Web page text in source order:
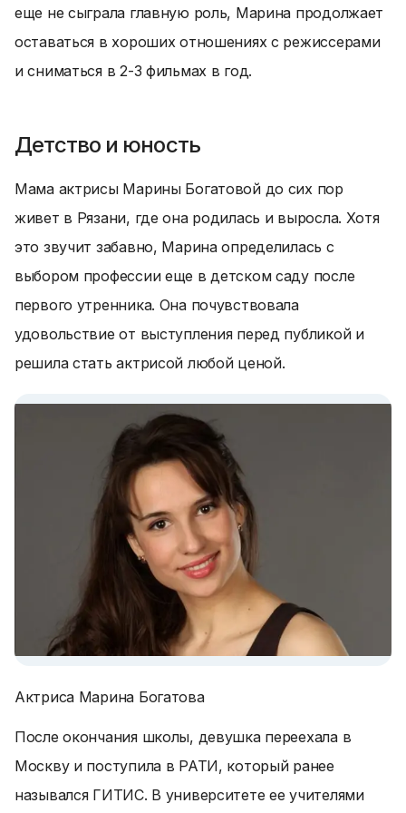
еще не сыграла главную роль, Марина продолжает
оставаться в хороших отношениях с режиссерами
и сниматься в 2-3 фильмах в год.
Детство и юность
Мама актрисы Марины Богатовой до сих пор
живет в Рязани, где она родилась и выросла. Хотя
это звучит забавно, Марина определилась с
выбором профессии еще в детском саду после
первого утренника. Она почувствовала
удовольствие от выступления перед публикой и
решила стать актрисой любой ценой.
Актриса Марина Богатова
После окончания школы, девушка переехала в
Москву и поступила в РАТИ, который ранее
назывался ГИТИС. В университете ее учителями